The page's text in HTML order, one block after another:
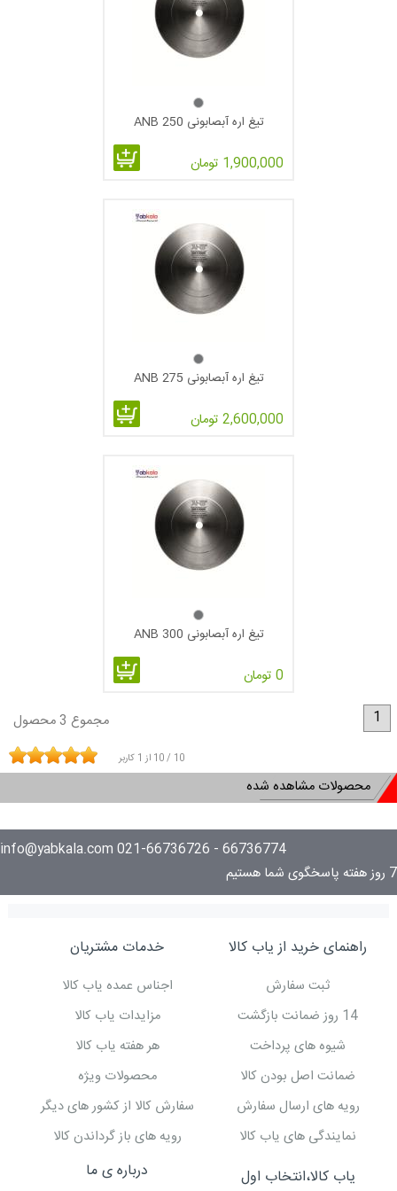
تیغ اره آبصابونی 250 ANB
1,900,000 تومان
تیغ اره آبصابونی 275 ANB
2,600,000 تومان
تیغ اره آبصابونی 300 ANB
0 تومان
1
مجموع 3 محصول
10 / 10 از 1 کاربر
محصولات مشاهده شده
66736774 - 021-66736726 info@yabkala.com
7 روز هفته پاسخگوی شما هستیم
راهنمای خرید از یاب کالا
ثبت سفارش
14 روز ضمانت بازگشت
شیوه های پرداخت
ضمانت اصل بودن کالا
رویه های ارسال سفارش
نمایندگی های یاب کالا
خدمات مشتریان
اجناس عمده یاب کالا
مزایدات یاب کالا
هر هفته یاب کالا
محصولات ویژه
سفارش کالا از کشور های دیگر
رویه های باز گرداندن کالا
یاب کالا،انتخاب اول درباره ی ما